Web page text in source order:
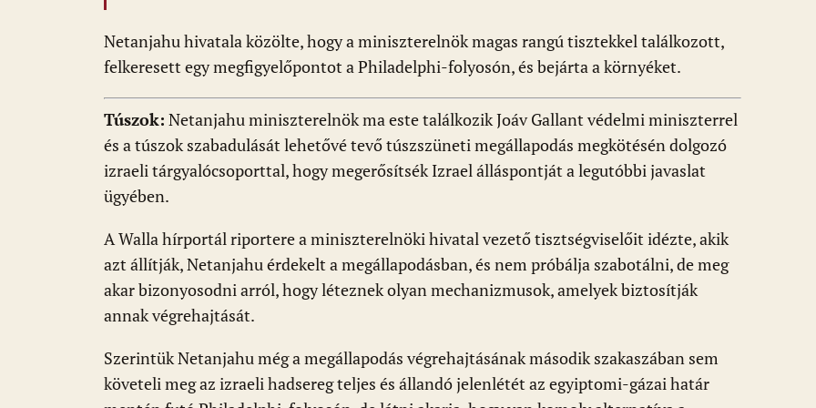
Netanjahu hivatala közölte, hogy a miniszterelnök magas rangú tisztekkel találkozott,
felkeresett egy megfigyelőpontot a Philadelphi-folyosón, és bejárta a környéket.
Túszok: Netanjahu miniszterelnök ma este találkozik Joáv Gallant védelmi miniszterrel
és a túszok szabadulását lehetővé tevő túszszüneti megállapodás megkötésén dolgozó
izraeli tárgyalócsoporttal, hogy megerősítsék Izrael álláspontját a legutóbbi javaslat
ügyében.
A Walla hírportál riportere a miniszterelnöki hivatal vezető tisztségviselőit idézte, akik
azt állítják, Netanjahu érdekelt a megállapodásban, és nem próbálja szabotálni, de meg
akar bizonyosodni arról, hogy léteznek olyan mechanizmusok, amelyek biztosítják
annak végrehajtását.
Szerintük Netanjahu még a megállapodás végrehajtásának második szakaszában sem
követeli meg az izraeli hadsereg teljes és állandó jelenlétét az egyiptomi-gázai határ